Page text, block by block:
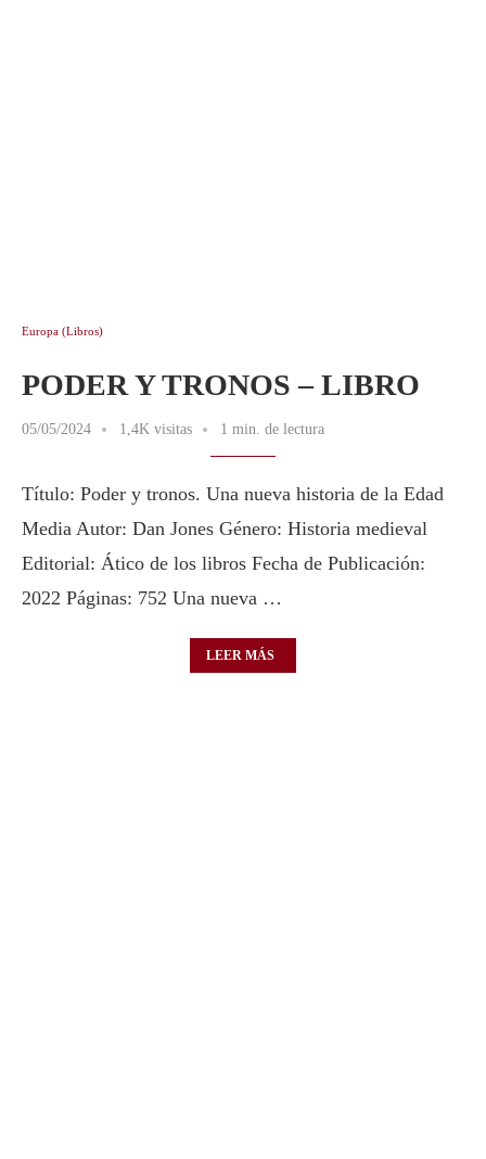
Europa (Libros)
PODER Y TRONOS – LIBRO
05/05/2024 1,4K visitas 1 min. de lectura
Título: Poder y tronos. Una nueva historia de la Edad
Media Autor: Dan Jones Género: Historia medieval
Editorial: Ático de los libros Fecha de Publicación:
2022 Páginas: 752 Una nueva …
LEER MÁS